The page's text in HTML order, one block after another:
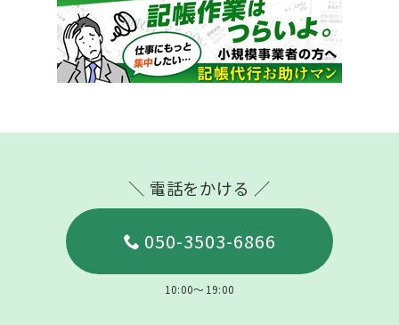
＼ 電話をかける ／
050-3503-6866
10:00～19:00